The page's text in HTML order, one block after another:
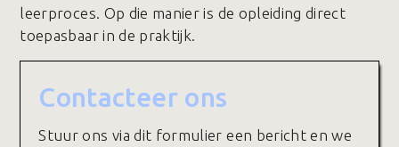
leerproces. Op die manier is de opleiding direct
toepasbaar in de praktijk.
Contacteer ons
Stuur ons via dit formulier een bericht en we